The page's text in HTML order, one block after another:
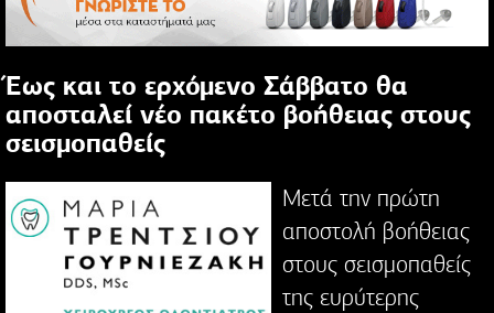
Έως και το ερχόμενο Σάββατο θα
αποσταλεί νέο πακέτο βοήθειας στους
σεισμοπαθείς
Μετά την πρώτη
αποστολή βοήθειας
στους σεισμοπαθείς
της ευρύτερης